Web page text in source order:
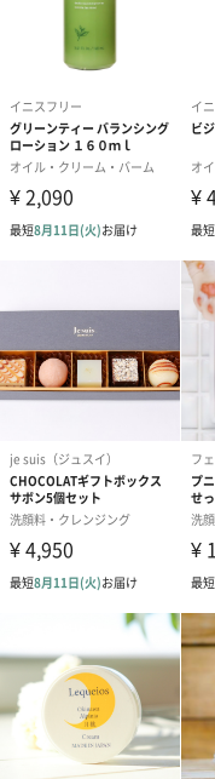
贅沢な濃密泡が毛穴の奥
落としながらも、しっと
イニスフリーオリジ
チェジュ島産有機栽培の
クイーズ製法で搾り出し
類のアミノ酸やミネラル
イニスフリーの"グリ
く研究と分析を重ね、
級と胸を張れる美容茶葉
茶の中からようやく巡り
は、保湿効果に優れた
可欠な水分を抱える力